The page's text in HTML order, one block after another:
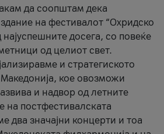
да соопштам дека
на фестивалот “Охридско
досега, со повеќе
од целиот свет.
и стратегиското
кое овозможи
и надвор од летните
на постфестивалската
два значајни концерти и тоа